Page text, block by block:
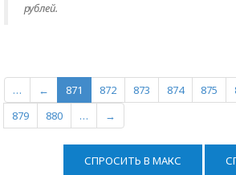
рублей.
… ← 871 872 873 874 875
879
880 … →
СПРОСИТЬ В МАКС